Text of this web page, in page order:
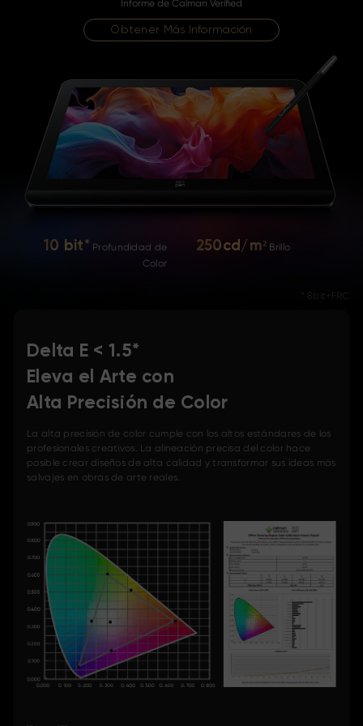
Informe de Calman Verified
Obtener Más Información
10 bit* Profundidad de
Color
250cd/m² Brillo
Delta E < 1.5*
Eleva el Arte con
Alta Precisión de Color
La alta precisión de color cumple con los altos estándares de los
profesionales creativos. La alineación precisa del color hace
posible crear diseños de alta calidad y transformar sus ideas más
salvajes en obras de arte reales.
* 8bit+FRC